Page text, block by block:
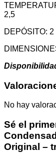
2,5
DEPÓSITO:
No hay
Sé el
Original –